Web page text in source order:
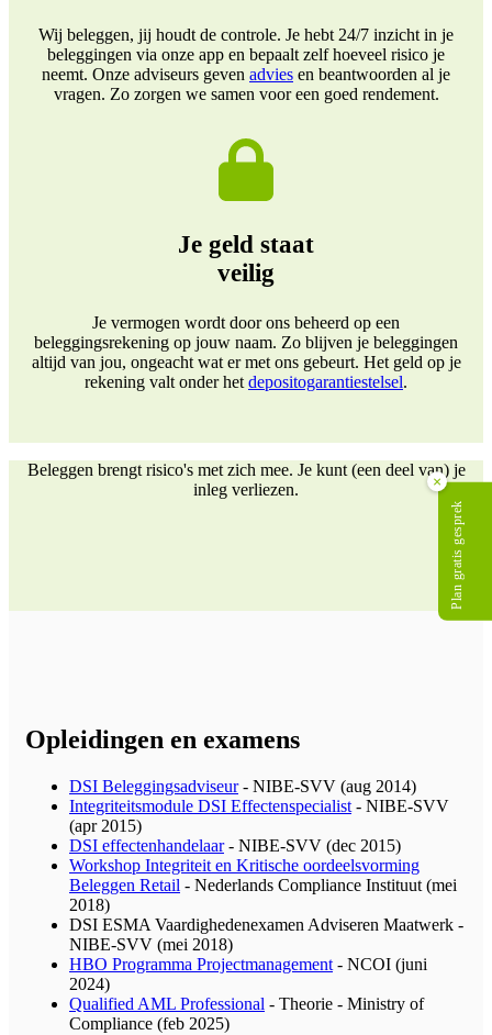
Wij beleggen, jij houdt de controle. Je hebt 24/7 inzicht in je
beleggingen via onze app en bepaalt zelf hoeveel risico je
neemt. Onze adviseurs geven advies en beantwoorden al je
vragen. Zo zorgen we samen voor een goed rendement.
Je geld staat
veilig
Je vermogen wordt door ons beheerd op een
beleggingsrekening op jouw naam. Zo blijven je beleggingen
altijd van jou, ongeacht wat er met ons gebeurt. Het geld op je
rekening valt onder het depositogarantiestelsel.
Beleggen brengt risico's met zich mee. Je kunt (een deel van) je
inleg verliezen.
Opleidingen en examens
DSI Beleggingsadviseur- NIBE-SVV (aug 2014)
Integriteitsmodule DSI Effectenspecialist - NIBE-SVV
(apr 2015)
DSI effectenhandelaar- NIBE-SVV (dec 2015)
Workshop Integriteit en Kritische oordeelsvorming
Beleggen Retail - Nederlands Compliance Instituut (mei
2018)
DSI ESMA Vaardighedenexamen Adviseren Maatwerk -
NIBE-SVV (mei 2018)
HBO Programma Projectmanagement - NCOI (juni
2024)
Qualified AML Professional - Theorie - Ministry of
Compliance (feb 2025)
×
Plan gratis gesprek